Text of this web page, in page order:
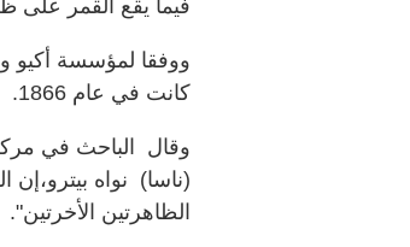
فيما يقع القمر
ووفقا لمؤسسة أكيو
كانت في عام 1866.
وقال الباحث في مركز
(ناسا) نواه
الظاهرتين الأخرتين".